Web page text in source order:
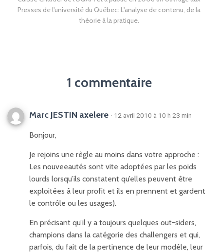
Presses de l'université du Québec: L'analyse de contenu, de la
théorie à la pratique.
1 commentaire
Marc JESTIN axelere · 12 avril 2010 à 10 h 23 min
Bonjour,
Je rejoins une règle au moins dans votre approche :
Les nouveeautés sont vite adoptées par les poids
lourds lorsqu’ils constatent qu’elles peuvent être
exploitées à leur profit et ils en prennent et gardent
le contrôle ou les usages).
En précisant qu’il y a toujours quelques out-siders,
champions dans la catégorie des challengers et qui,
parfois, du fait de la pertinence de leur modèle, leur